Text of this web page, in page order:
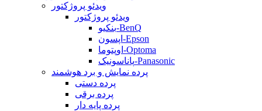
ویدئو پروژکتور
ویدئو پروژکتور
بنکیو-BenQ
اپسون-Epson
اوپتوما-Optoma
پاناسونیک-Panasonic
پرده نمایش و برد هوشمند
پرده دستی
پرده برقی
پرده پایه دار